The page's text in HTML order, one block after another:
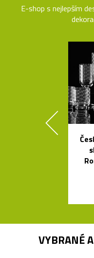
E-shop s nejlepším
VYBRANÉ